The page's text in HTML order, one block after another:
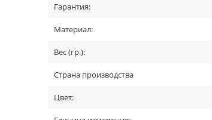
Гарантия:
Материал:
Вес (гр.):
Страна производства
Цвет: